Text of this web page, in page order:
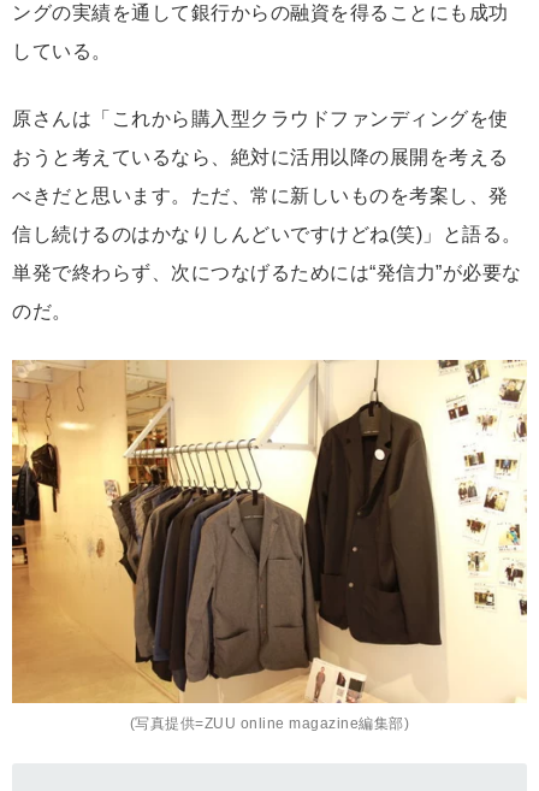
ングの実績を通して銀行からの融資を得ることにも成功
している。
原さんは「これから購入型クラウドファンディングを使
おうと考えているなら、絶対に活用以降の展開を考える
べきだと思います。ただ、常に新しいものを考案し、発
信し続けるのはかなりしんどいですけどね(笑)」と語る。
単発で終わらず、次につなげるためには“発信力”が必要な
のだ。
(写真提供=ZUU online magazine編集部)